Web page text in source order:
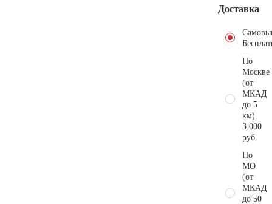
Доставка
По
Москве
(от
МКАД
до 5
км)
3.000
руб.
По
МО
(от
МКАД
до 50